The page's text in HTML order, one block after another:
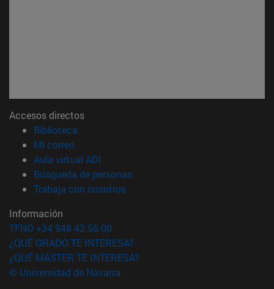
Accesos directos
Biblioteca
Mi correo(abre en nueva ventana)
Aula virtual ADI
Búsqueda de personas(abre en nueva ventana)
Trabaja con nosotros(abre en nueva ventana)
Información
TFNO +34 948 42 56 00
¿QUÉ GRADO TE INTERESA?
¿QUÉ MÁSTER TE INTERESA?
© Universidad de Navarra